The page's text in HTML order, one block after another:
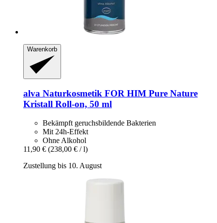
Warenkorb
alva Naturkosmetik FOR HIM Pure Nature
Kristall Roll-​on, 50 ml
Bekämpft geruchsbildende Bakterien
Mit 24h-Effekt
Ohne Alkohol
11,90 € (238,00 € / l)
Zustellung bis 10. August